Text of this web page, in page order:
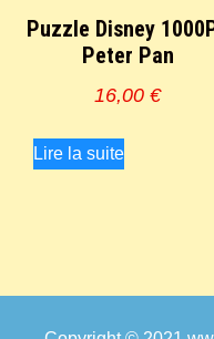
Puzzle Disney
Peter Pan
16,00€
Lire la suite